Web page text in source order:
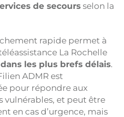
de secours selon la
rapide permet à
La Rochelle
les plus brefs délais.
ADMR est
pour répondre aux
vulnérables, et peut être
en cas d’urgence, mais